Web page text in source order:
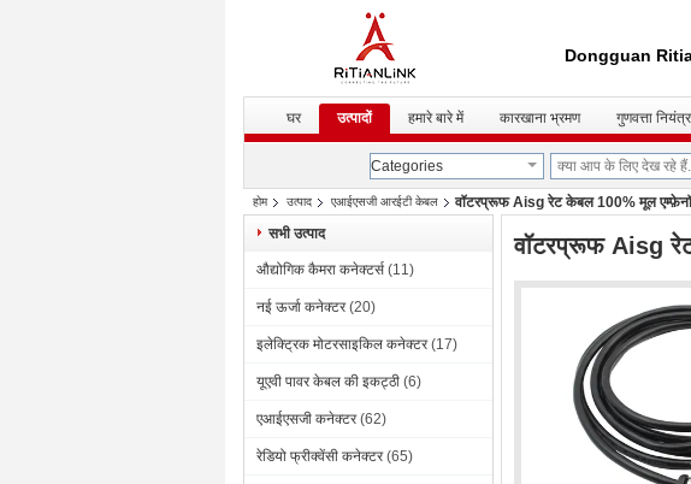
Dongguan Ritian
घर उत्पादों हमारे बारे में कारखाना भ्रमण गुणवत्ता
Categories
होम उत्पाद एआईएसजी आरईटी केबल
वॉटरप्रूफ Aisg रेट केबल 100% मूल
सभी उत्पाद
औद्योगिक कैमरा कनेक्टर्स (11)
नई ऊर्जा कनेक्टर (20)
इलेक्ट्रिक मोटरसाइकिल कनेक्टर (17)
यूएवी पावर केबल की इकट्ठी (6)
एआईएसजी कनेक्टर (62)
रेडियो फ्रीक्वेंसी कनेक्टर (65)
वॉटरप्रूफ Aisg